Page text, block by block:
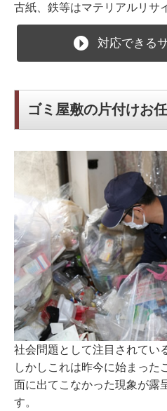
古紙、鉄等はマテリアルリサ
対応できる
ゴミ屋敷の片付けお
社会問題として注目されてい
しかしこれは昨今に始まった
面に出てこなかった現象が露
す。